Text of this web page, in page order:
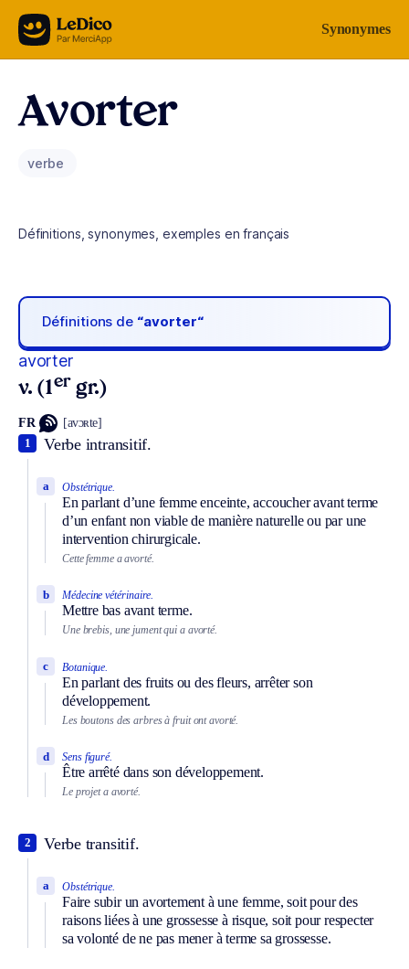
Aller au contenu Synonymes
Avorter
verbe
Définitions, synonymes, exemples en français
Définitions de “avorter“
avorter
v. (1er gr.)
FR [avɔʀte]
Verbe intransitif.
1
Obstétrique.
En parlant d’une femme enceinte, accoucher avant terme
d’un enfant non viable de manière naturelle ou par une
intervention chirurgicale.
a
Cette femme a avorté.
Médecine vétérinaire.
Mettre bas avant terme.
b
Une brebis, une jument qui a avorté.
Botanique.
En parlant des fruits ou des fleurs, arrêter son
développement.
c
Les boutons des arbres à fruit ont avorté.
Sens figuré.
Être arrêté dans son développement.
d
Le projet a avorté.
Verbe transitif.
2
Obstétrique.
Faire subir un avortement à une femme, soit pour des
raisons liées à une grossesse à risque, soit pour respecter
sa volonté de ne pas mener à terme sa grossesse.
a